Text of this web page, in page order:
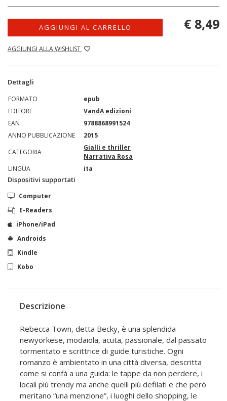
AGGIUNGI AL CARRELLO
AGGIUNGI ALLA WISHLIST
€ 8,49
Dettagli
FORMATO
epub
EDITORE
VandA edizioni
EAN
9788868991524
ANNO PUBBLICAZIONE
2015
CATEGORIA
Gialli e thriller
Narrativa Rosa
LINGUA
ita
Dispositivi supportati
Computer
E-Readers
iPhone/iPad
Androids
Kindle
Kobo
Descrizione
Rebecca Town, detta Becky, è una splendida
newyorkese, modaiola, acuta, passionale, dal passato
tormentato e scrittrice di guide turistiche. Ogni
romanzo è ambientato in una città diversa, descritta
come si confà a una guida: le tappe da non perdere, i
locali più trendy ma anche quelli più defilati e che però
meritano “una menzione”, i luoghi dello shopping, le